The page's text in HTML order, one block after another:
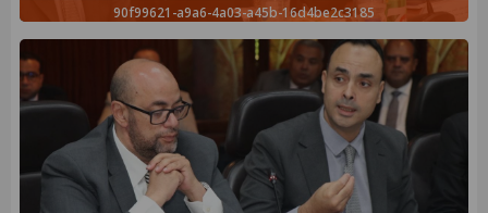
90f99621-a9a6-4a03-a45b-16d4be2c3185